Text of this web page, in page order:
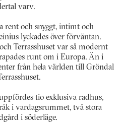
varv.
rent och snyggt, intimt och
lyckades över förväntan.
Terrasshuset var så modernt
runt om i Europa. Än i
från hela världen till Gröndal
tio exklusiva radhus,
i vardagsrummet, två stora
i söderläge.